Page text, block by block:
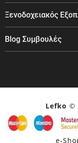
Ξενοδοχειακός
Blog Συμβουλές
Lefko ©
e-